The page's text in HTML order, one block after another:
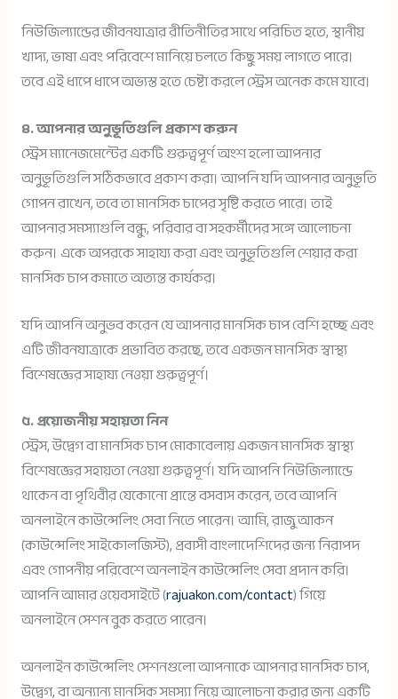
নিউজিল্যান্ডের জীবনযাত্রার রীতিনীতির সাথে পরিচিত হতে, স্থানীয়
খাদ্য, ভাষা এবং পরিবেশে মানিয়ে চলতে কিছু সময় লাগতে পারে।
তবে এই ধাপে ধাপে অভ্যস্ত হতে চেষ্টা করলে স্ট্রেস অনেক কমে যাবে।
৪. আপনার অনুভূতিগুলি প্রকাশ করুন
স্ট্রেস ম্যানেজমেন্টের একটি গুরুত্বপূর্ণ অংশ হলো আপনার
অনুভূতিগুলি সঠিকভাবে প্রকাশ করা। আপনি যদি আপনার অনুভূতি
গোপন রাখেন, তবে তা মানসিক চাপের সৃষ্টি করতে পারে। তাই
আপনার সমস্যাগুলি বন্ধু, পরিবার বা সহকর্মীদের সঙ্গে আলোচনা
করুন। একে অপরকে সাহায্য করা এবং অনুভূতিগুলি শেয়ার করা
মানসিক চাপ কমাতে অত্যন্ত কার্যকর।
যদি আপনি অনুভব করেন যে আপনার মানসিক চাপ বেশি হচ্ছে এবং
এটি জীবনযাত্রাকে প্রভাবিত করছে, তবে একজন মানসিক স্বাস্থ্য
বিশেষজ্ঞের সাহায্য নেওয়া গুরুত্বপূর্ণ।
৫. প্রয়োজনীয় সহায়তা নিন
স্ট্রেস, উদ্বেগ বা মানসিক চাপ মোকাবেলায় একজন মানসিক স্বাস্থ্য
বিশেষজ্ঞের সহায়তা নেওয়া গুরুত্বপূর্ণ। যদি আপনি নিউজিল্যান্ডে
থাকেন বা পৃথিবীর যেকোনো প্রান্তে বসবাস করেন, তবে আপনি
অনলাইনে কাউন্সেলিং সেবা নিতে পারেন। আমি, রাজু আকন
(কাউন্সেলিং সাইকোলজিস্ট), প্রবাসী বাংলাদেশিদের জন্য নিরাপদ
এবং গোপনীয় পরিবেশে অনলাইন কাউন্সেলিং সেবা প্রদান করি।
আপনি আমার ওয়েবসাইটে (rajuakon.com/contact) গিয়ে
অনলাইনে সেশন বুক করতে পারেন।
অনলাইন কাউন্সেলিং সেশনগুলো আপনাকে আপনার মানসিক চাপ,
উদ্বেগ, বা অন্যান্য মানসিক সমস্যা নিয়ে আলোচনা করার জন্য একটি